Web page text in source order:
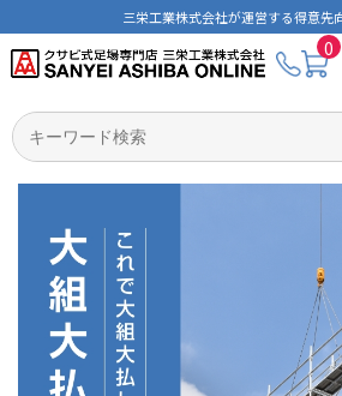
三栄工業株式会社が運営する得意先
0
マイページ
購入履歴